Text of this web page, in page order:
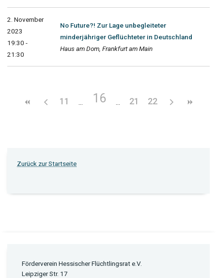
2. November
2023
19:30 -
21:30
No Future?! Zur Lage unbegleiteter
minderjähriger Geflüchteter in Deutschland
Haus am Dom, Frankfurt am Main
11 16 21 22
Zurück zur Startseite
Förderverein Hessischer Flüchtlingsrat e.V.
Leipziger Str. 17